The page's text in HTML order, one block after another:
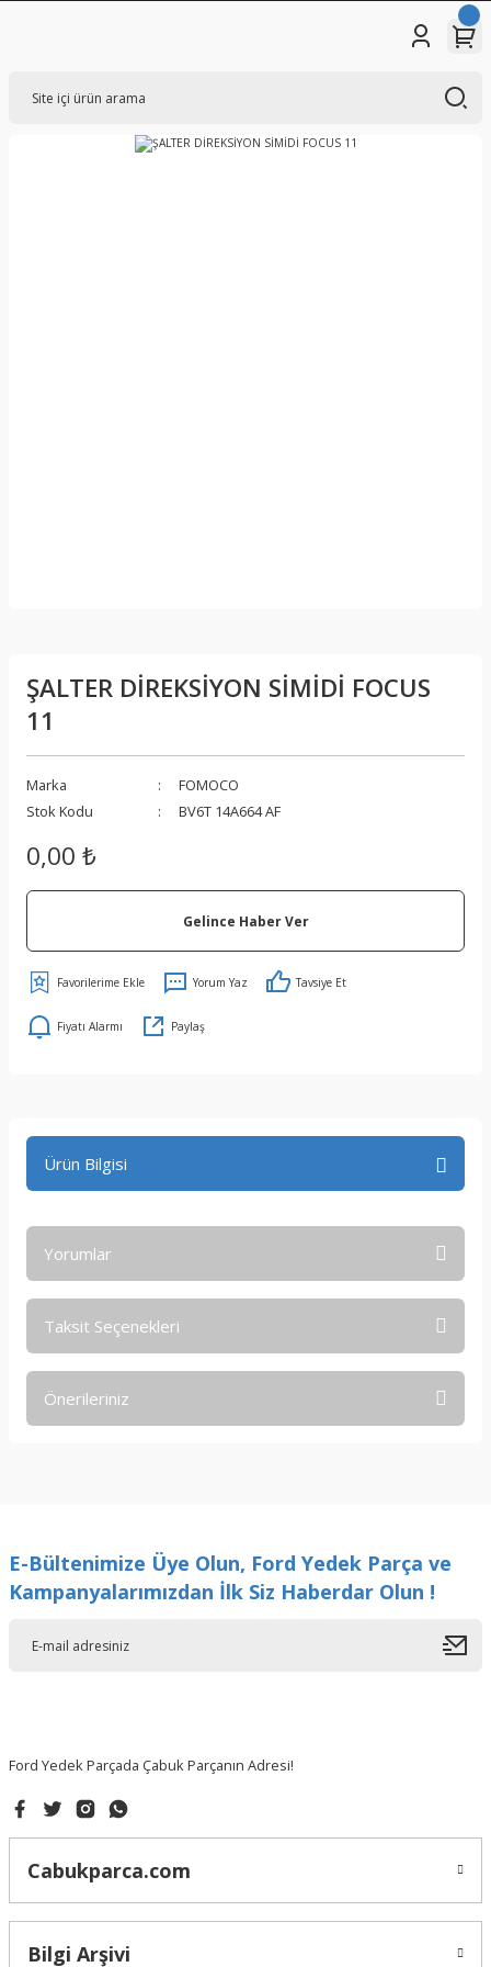
ŞALTER DİREKSİYON SİMİDİ FOCUS
11
Marka
FOMOCO
Stok Kodu
BV6T 14A664 AF
0,00 ₺
Gelince Haber Ver
Yorum Yaz Tavsiye Et
Fiyatı Alarmı Paylaş
Ürün Bilgisi
Yorumlar
Taksit Seçenekleri
Önerileriniz
Ürün resmi kalitesiz, bozuk veya görüntülenemiyor.
Ürün açıklamasında eksik bilgiler bulunuyor.
Gönder
E-Bültenimize Üye Olun, Ford Yedek Parça ve
Kampanyalarımızdan İlk Siz Haberdar Olun !
Ford Yedek Parçada Çabuk Parçanın Adresi!
Cabukparca.com
Bilgi Arşivi